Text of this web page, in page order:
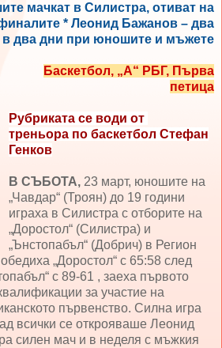
мачкат в Силистра, отиват на
* Леонид Бажанов – два
в два дни при юношите и мъжете
Баскетбол, „А“ РБГ, Първа
петица
Рубриката се води от
треньора по баскетбол Стефан
Генков
В СЪБОТА,23 март, юношите на
„Чавдар“ (Троян) до 19 години
играха в Силистра с отборите на
„Доростол“ (Силистра) и
„Ънстопабъл“ (Добрич) в Регион
„Доростол“ с 65:58 след
с 89-61 , заеха първото
за участие на
първенство. Силна игра
всички се открояваше Леонид
силен мач и в неделя с мъжкия